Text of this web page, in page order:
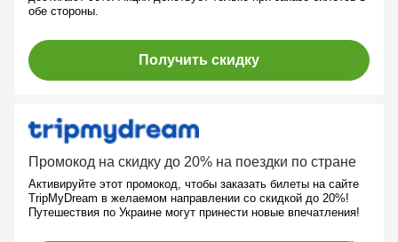
обе стороны.
Получить скидку
Промокод на скидку до 20% на поездки по стране
Активируйте этот промокод, чтобы заказать билеты на сайте
TripMyDream в желаемом направлении со скидкой до 20%!
Путешествия по Украине могут принести новые впечатления!